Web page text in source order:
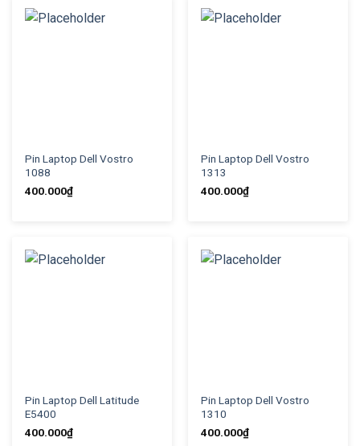
Pin Laptop Dell Vostro
1088
400.000₫
Pin Laptop Dell Vostro
1313
400.000₫
Pin Laptop Dell Latitude
E5400
400.000₫
Pin Laptop Dell Vostro
1310
400.000₫